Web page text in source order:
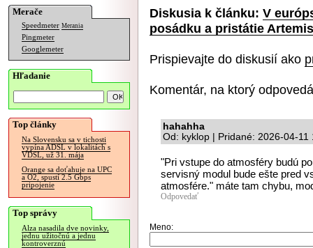
Merače
Speedmeter Merania
Pingmeter
Googlemeter
Hľadanie
Top články
Na Slovensku sa v tichosti
vypína ADSL v lokalitách s
VDSL, už 31. mája
Orange sa doťahuje na UPC
a O2, spustí 2.5 Gbps
pripojenie
Top správy
Alza nasadila dve novinky,
jednu užitočnú a jednu
kontroverznú
Diskusia k článku: V
posádku a pristátie
Prispievajte do diskusií ako
Komentár, na ktorý
hahahha
Od: kyklop | Pridané: 2026-04-11
"Pri vstupe do atmosféry budú
servisný modul bude ešte pred
atmosfére." máte tam chybu,
Odpovedať
Meno: